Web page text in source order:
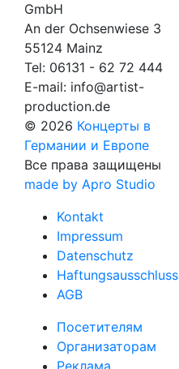
GmbH
An der Ochsenwiese 3
55124 Mainz
Tel: 06131 - 62 72 444
E-mail: info@artist-
production.de
© 2026 Концерты в
Германии и Европе
Все права защищены
made by Apro Studio
Kontakt
Impressum
Datenschutz
Haftungsausschluss
AGB
Посетителям
Организаторам
Реклама